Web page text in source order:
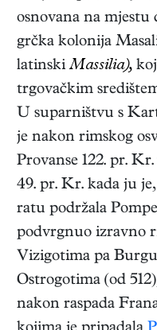
osnovana na mjestu
grčka kolonija
latinskiMassilia),
trgovačkim
U suparništvu s
je nakon rimskog
Provanse 122. pr.
49. pr. Kr. kada ju
ratu podržala
podvrgnuo izravno
Vizigotima pa
Ostrogotima (od
nakon raspada